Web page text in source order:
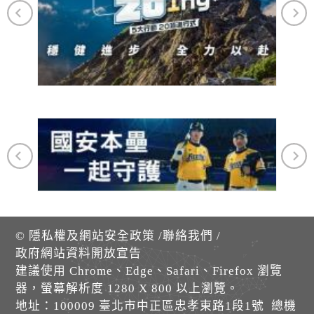
© 隱私權及網站安全政策 /聯絡我們 /
政府網站資料開放宣告
建議使用 Chrome、Edge、Safari、Firefox 瀏覽
器，螢幕解析度 1280 X 800 以上瀏覽。
地址：100009 臺北市中正區忠孝東路1段1號 總機